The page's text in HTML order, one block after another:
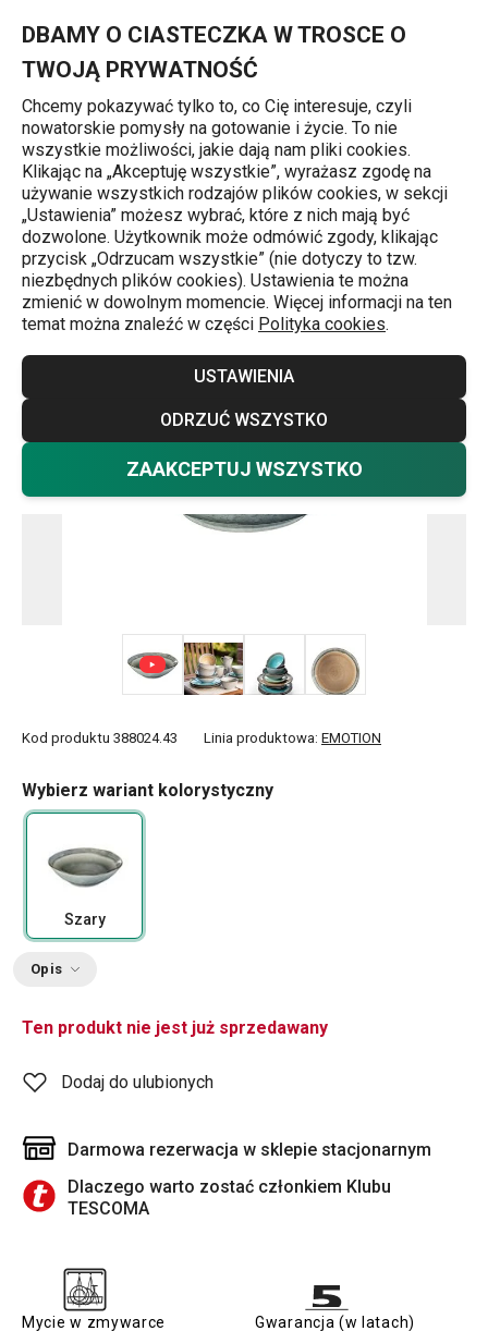
DBAMY O CIASTECZKA W TROSCE O
TWOJĄ PRYWATNOŚĆ
Chcemy pokazywać tylko to, co Cię interesuje, czyli
nowatorskie pomysły na gotowanie i życie. To nie
wszystkie możliwości, jakie dają nam pliki cookies.
Klikając na „Akceptuję wszystkie”, wyrażasz zgodę na
używanie wszystkich rodzajów plików cookies, w sekcji
„Ustawienia” możesz wybrać, które z nich mają być
dozwolone. Użytkownik może odmówić zgody, klikając
przycisk „Odrzucam wszystkie” (nie dotyczy to tzw.
niezbędnych plików cookies). Ustawienia te można
zmienić w dowolnym momencie. Więcej informacji na ten
temat można znaleźć w części Polityka cookies.
USTAWIENIA
ODRZUĆ WSZYSTKO
ZAAKCEPTUJ WSZYSTKO
Strona główna
Talerz głęboki EMOTION ø 19 cm,
szary
Kod produktu 388024.43 Linia produktowa: EMOTION
Wybierz wariant kolorystyczny
Szary
Opis
Ten produkt nie jest już sprzedawany
Dodaj do ulubionych
Darmowa rezerwacja w sklepie stacjonarnym
Dlaczego warto zostać członkiem Klubu
TESCOMA
Mycie w zmywarce Gwarancja (w latach)